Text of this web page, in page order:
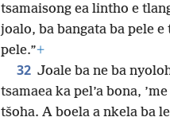
tsamaisong ea lintho e
joalo, ba bangata ba pele e
pele.”+
32 Joale ba ne ba
tsamaea ka pel’a bona,
tšoha. A boela a nkela ba